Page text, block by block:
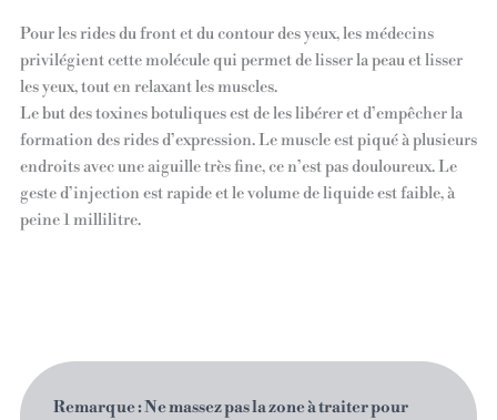
Pour les rides du front et du contour des yeux, les médecins
privilégient cette molécule qui permet de lisser la peau et lisser
les yeux, tout en relaxant les muscles.
Le but des toxines botuliques est de les libérer et d’empêcher la
formation des rides d’expression. Le muscle est piqué à plusieurs
endroits avec une aiguille très fine, ce n’est pas douloureux. Le
geste d’injection est rapide et le volume de liquide est faible, à
peine 1 millilitre.
Remarque : Ne massez pas la zone à traiter pour